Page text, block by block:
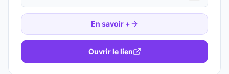
En savoir +
Ouvrir le lien